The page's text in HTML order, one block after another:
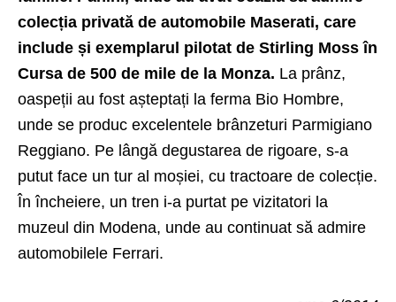
colecția privată de automobile Maserati, care
include și exemplarul pilotat de Stirling Moss în
Cursa de 500 de mile de la Monza. La prânz,
oaspeții au fost așteptați la ferma Bio Hombre,
unde se produc excelentele brânzeturi Parmigiano
Reggiano. Pe lângă degustarea de rigoare, s-a
putut face un tur al moșiei, cu tractoare de colecție.
În încheiere, un tren i-a purtat pe vizitatori la
muzeul din Modena, unde au continuat să admire
automobilele Ferrari.